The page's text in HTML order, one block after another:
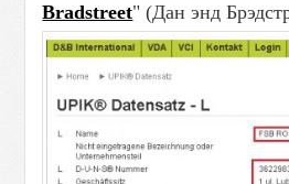
Bradstreet" (Дан энд